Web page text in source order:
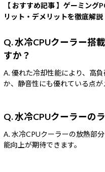
【 おすすめ記事 】ゲーミン
リット・デメリットを徹底解説
Q. 水冷CPUクーラー搭
すか？
A. 優れた冷却性能により、高
か、静音性にも優れている点が
Q. 水冷CPUクーラーの
A. 水冷CPUクーラーの放熱部
能向上が期待できます。